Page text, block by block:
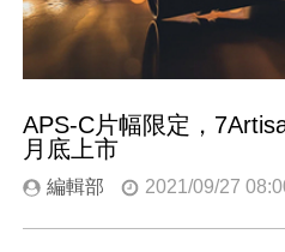
APS-C片幅限定，
月底上市
編輯部 2021/09/27